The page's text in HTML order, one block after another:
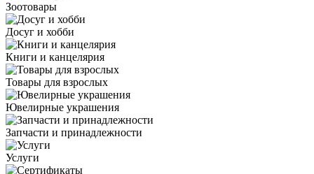
Зоотовары
Досуг и хобби
Книги и канцелярия
Товары для взрослых
Ювелирные украшения
Запчасти и принадлежности
Услуги